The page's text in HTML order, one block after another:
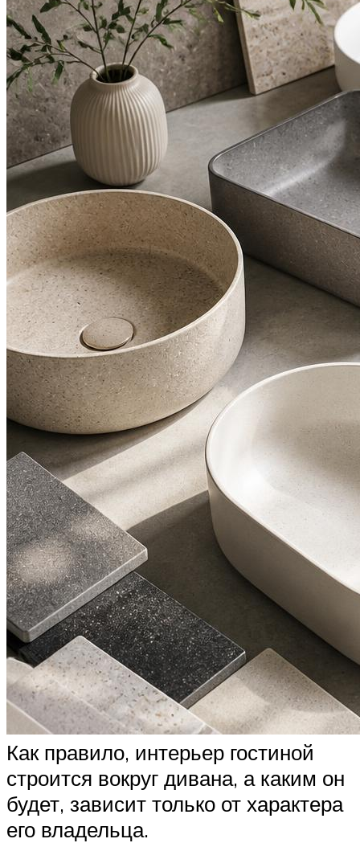
Как правило, интерьер гостиной
строится вокруг дивана, а каким он
будет, зависит только от характера
его владельца.